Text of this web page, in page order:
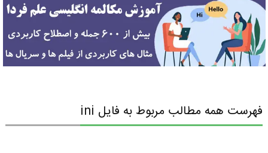
فهرست همه مطالب مربوط به فایل ini